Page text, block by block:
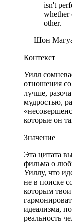
isn't
whether
other.
— Шон
Контекст
Уилл
отношения со
лучше,
мудростью,
которые он
Значение
Эта цитата
фильма о
Уиллу, что
не в поиске
которым
идеализма,
реальность